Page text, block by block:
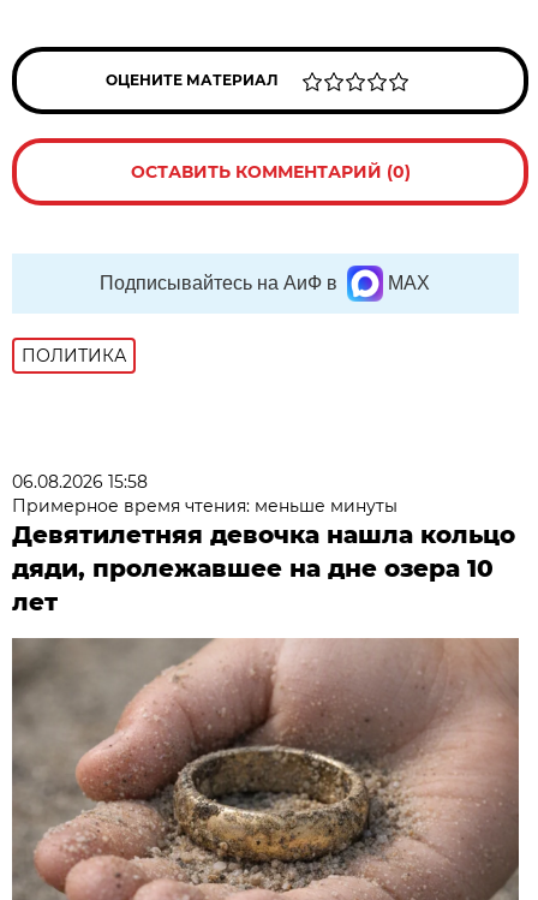
ОЦЕНИТЕ МАТЕРИАЛ
ОСТАВИТЬ КОММЕНТАРИЙ (0)
Подписывайтесь на АиФ в MAX
ПОЛИТИКА
06.08.2026 15:58
Примерное время чтения: меньше минуты
Девятилетняя девочка нашла кольцо
дяди, пролежавшее на дне озера 10
лет